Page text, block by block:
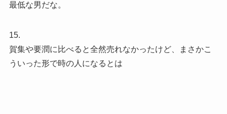
最低な男だな。
15.
賀集や要潤に比べると全然売れなかったけど、まさかこ
ういった形で時の人になるとは